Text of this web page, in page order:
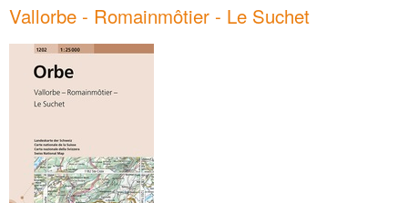
Vallorbe - Romainmôtier - Le Suchet